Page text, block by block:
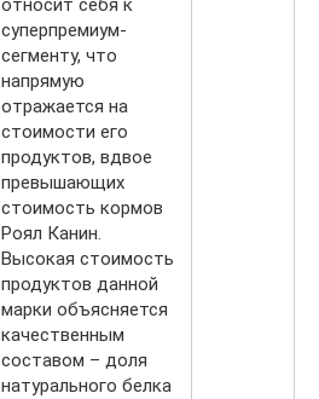
относит себя к
суперпремиум-
сегменту, что
напрямую
отражается на
стоимости его
продуктов, вдвое
превышающих
стоимость кормов
Роял Канин.
Высокая стоимость
продуктов данной
марки объясняется
качественным
составом – доля
натурального белка